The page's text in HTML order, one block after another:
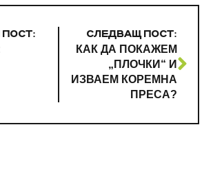
ПОСТ: СЛЕДВАЩ ПОСТ:
КАК ДА ПОКАЖЕМ
„ПЛОЧКИ“ И
ИЗВАЕМ КОРЕМНА
ПРЕСА?